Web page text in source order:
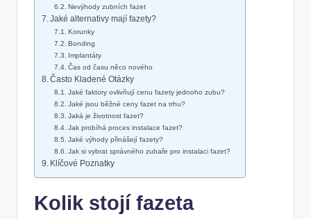
Nevýhody zubních fazet
Jaké alternativy mají fazety?
Korunky
Bonding
Implantáty
Čas od času něco nového
Často Kladené Otázky
Jaké faktory ovlivňují cenu fazety jednoho zubu?
Jaké jsou běžné ceny fazet na trhu?
Jaká je životnost fazet?
Jak probíhá proces instalace fazet?
Jaké výhody přinášejí fazety?
Jak si vybrat správného zubaře pro instalaci fazet?
Klíčové Poznatky
Kolik stojí fazeta